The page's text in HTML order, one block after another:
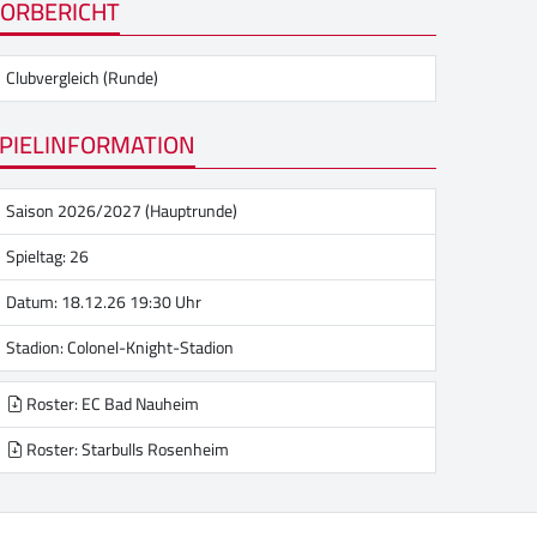
Clubvergleich (Runde)
Saison 2026/2027 (Hauptrunde)
Spieltag: 26
Datum: 18.12.26 19:30 Uhr
Stadion:Colonel-Knight-Stadion
Roster: EC Bad Nauheim
Roster: Starbulls Rosenheim